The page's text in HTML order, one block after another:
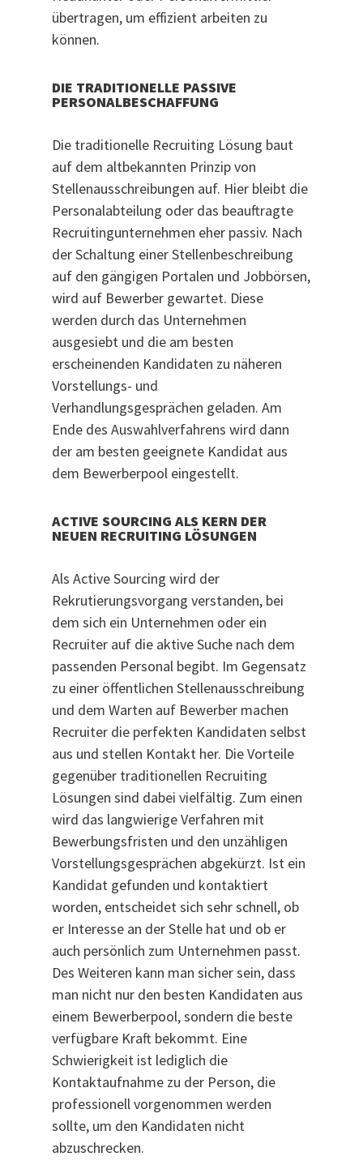
übertragen, um effizient arbeiten zu
können.
DIE TRADITIONELLE PASSIVE
PERSONALBESCHAFFUNG
Die traditionelle Recruiting Lösung baut
auf dem altbekannten Prinzip von
Stellenausschreibungen auf. Hier bleibt die
Personalabteilung oder das beauftragte
Recruitingunternehmen eher passiv. Nach
der Schaltung einer Stellenbeschreibung
auf den gängigen Portalen und Jobbörsen,
wird auf Bewerber gewartet. Diese
werden durch das Unternehmen
ausgesiebt und die am besten
erscheinenden Kandidaten zu näheren
Vorstellungs- und
Verhandlungsgesprächen geladen. Am
Ende des Auswahlverfahrens wird dann
der am besten geeignete Kandidat aus
dem Bewerberpool eingestellt.
ACTIVE SOURCING ALS KERN DER
NEUEN RECRUITING LÖSUNGEN
Als Active Sourcing wird der
Rekrutierungsvorgang verstanden, bei
dem sich ein Unternehmen oder ein
Recruiter auf die aktive Suche nach dem
passenden Personal begibt. Im Gegensatz
zu einer öffentlichen Stellenausschreibung
und dem Warten auf Bewerber machen
Recruiter die perfekten Kandidaten selbst
aus und stellen Kontakt her. Die Vorteile
gegenüber traditionellen Recruiting
Lösungen sind dabei vielfältig. Zum einen
wird das langwierige Verfahren mit
Bewerbungsfristen und den unzähligen
Vorstellungsgesprächen abgekürzt. Ist ein
Kandidat gefunden und kontaktiert
worden, entscheidet sich sehr schnell, ob
er Interesse an der Stelle hat und ob er
auch persönlich zum Unternehmen passt.
Des Weiteren kann man sicher sein, dass
man nicht nur den besten Kandidaten aus
einem Bewerberpool, sondern die beste
verfügbare Kraft bekommt. Eine
Schwierigkeit ist lediglich die
Kontaktaufnahme zu der Person, die
professionell vorgenommen werden
sollte, um den Kandidaten nicht
abzuschrecken.